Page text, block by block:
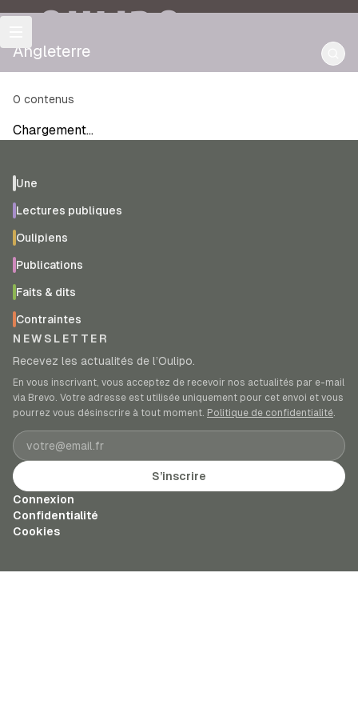
OULIPO
Angleterre
0 contenus
Chargement…
Une
Lectures publiques
Oulipiens
Publications
Faits & dits
Contraintes
NEWSLETTER
Recevez les actualités de l’Oulipo.
En vous inscrivant, vous acceptez de recevoir nos actualités par e-mail
via Brevo. Votre adresse est utilisée uniquement pour cet envoi et vous
pourrez vous désinscrire à tout moment. Politique de confidentialité.
Adresse e-mail
S’inscrire
Connexion
Confidentialité
Cookies